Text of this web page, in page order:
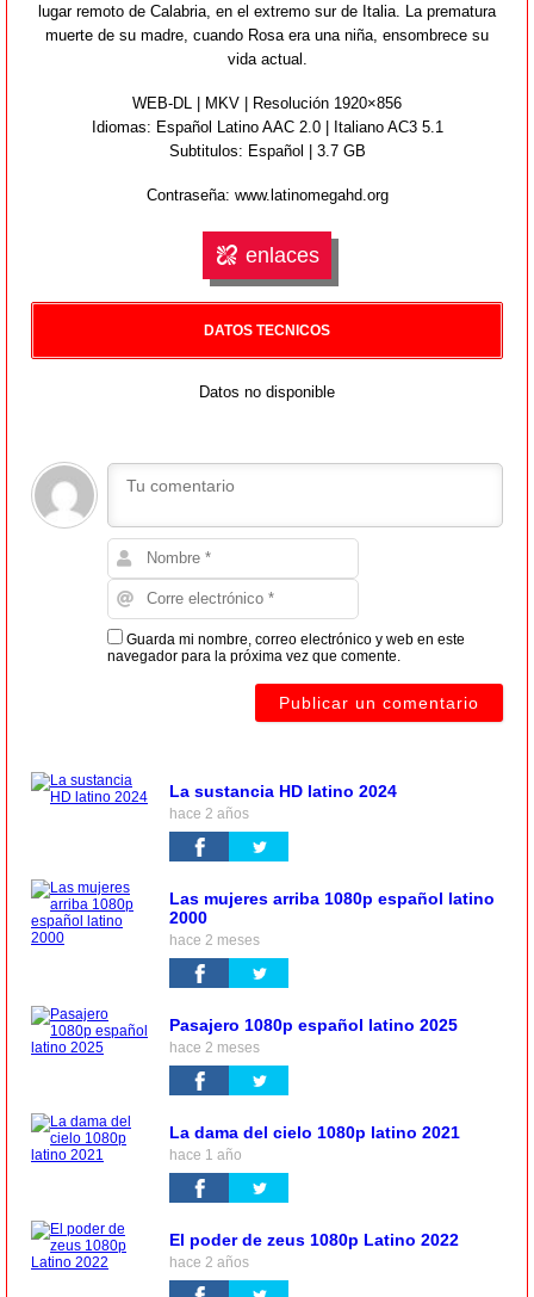
lugar remoto de Calabria, en el extremo sur de Italia. La prematura
muerte de su madre, cuando Rosa era una niña, ensombrece su
vida actual.
WEB-DL | MKV | Resolución 1920×856
Idiomas: Español Latino AAC 2.0 | Italiano AC3 5.1
Subtitulos: Español | 3.7 GB
Contraseña: www.latinomegahd.org
enlaces
DATOS TECNICOS
Datos no disponible
Guarda mi nombre, correo electrónico y web en este
navegador para la próxima vez que comente.
La sustancia HD latino 2024
hace 2 años
Las mujeres arriba 1080p español latino
2000
hace 2 meses
Pasajero 1080p español latino 2025
hace 2 meses
La dama del cielo 1080p latino 2021
hace 1 año
El poder de zeus 1080p Latino 2022
hace 2 años